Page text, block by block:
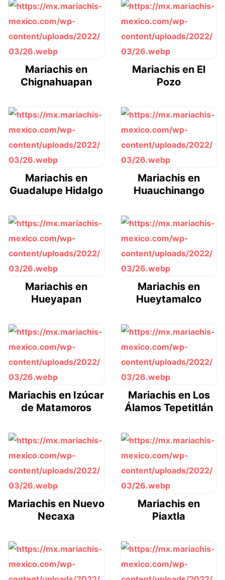
Mariachis en
Chignahuapan
Mariachis en El
Pozo
Mariachis en
Guadalupe Hidalgo
Mariachis en
Huauchinango
Mariachis en
Hueyapan
Mariachis en
Hueytamalco
Mariachis en Izúcar
de Matamoros
Mariachis en Los
Álamos Tepetitlán
Mariachis en Nuevo
Necaxa
Mariachis en
Piaxtla